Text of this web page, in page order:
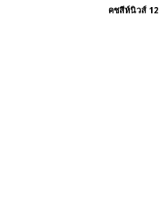
คชสีห์นิวส์ 12